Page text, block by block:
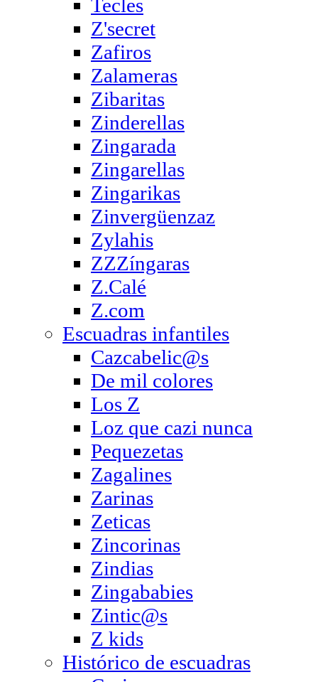
Tecles
Z'secret
Zafiros
Zalameras
Zibaritas
Zinderellas
Zingarada
Zingarellas
Zingarikas
Zinvergüenzaz
Zylahis
ZZZíngaras
Z.Calé
Z.com
Escuadras infantiles
Cazcabelic@s
De mil colores
Los Z
Loz que cazi nunca
Pequezetas
Zagalines
Zarinas
Zeticas
Zincorinas
Zindias
Zingababies
Zintic@s
Z kids
Histórico de escuadras